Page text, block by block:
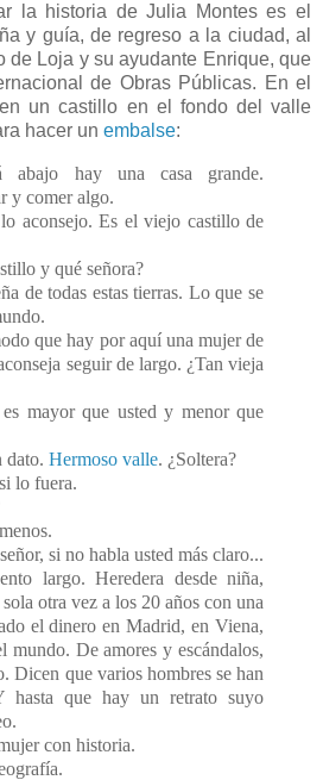
la historia de Julia Montes es el
y guía, de regreso a la ciudad, al
de Loja y su ayudante Enrique, que
de Obras Públicas. En el
un castillo en el fondo del valle
hacer un embalse:
hay una casa grande.
y comer algo.
aconsejo. Es el viejo castillo de
y qué señora?
de todas estas tierras. Lo que se
que hay por aquí una mujer de
seguir de largo. ¿Tan vieja
mayor que usted y menor que
Hermoso valle. ¿Soltera?
lo fuera.
si no habla usted más claro...
largo. Heredera desde niña,
otra vez a los 20 años con una
el dinero en Madrid, en Viena,
mundo. De amores y escándalos,
Dicen que varios hombres se han
hasta que hay un retrato suyo
con historia.